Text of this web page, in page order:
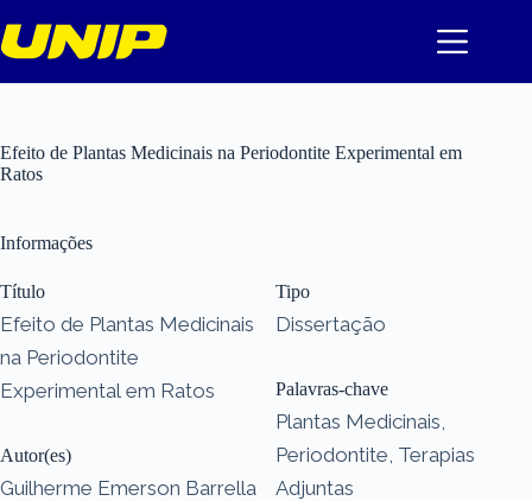
para
o
Efeito de Plantas Medicinais na Periodontite Experimental em
Ratos
Informações
Título
Efeito de Plantas Medicinais
na Periodontite
Experimental em Ratos
Autor(es)
Guilherme Emerson Barrella
Tipo
Dissertação
Palavras-chave
Plantas Medicinais,
Periodontite, Terapias
Adjuntas